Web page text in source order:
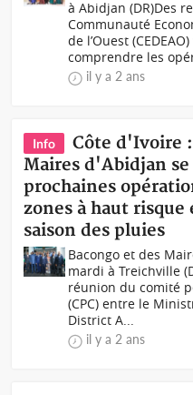
à Abidjan (DR)Des
Communauté
de l’Ouest
comprendre les
il y a 2 ans
Info
Côte d'Ivoire
Maires d'Abidjan
prochaines
zones à haut
saison des pluies
Bacongo et des
mardi à Treichville
réunion du comité
(CPC) entre le
District A...
il y a 2 ans